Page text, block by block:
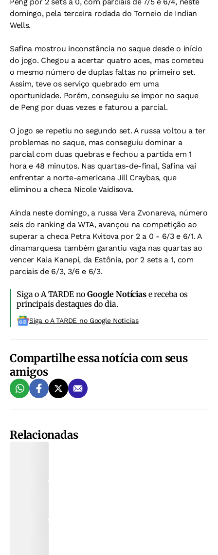
domingo, pela terceira rodada do Torneio de Indian
Wells.
Safina mostrou inconstância no saque desde o início
do jogo. Chegou a acertar quatro aces, mas cometeu
o mesmo número de duplas faltas no primeiro set.
Assim, teve os serviço quebrado em uma
oportunidade. Porém, conseguiu se impor no saque
de Peng por duas vezes e faturou a parcial.
O jogo se repetiu no segundo set. A russa voltou a ter
problemas no saque, mas conseguiu dominar a
parcial com duas quebras e fechou a partida em 1
hora e 48 minutos. Nas quartas-de-final, Safina vai
enfrentar a norte-americana Jill Craybas, que
eliminou a checa Nicole Vaidisova.
Ainda neste domingo, a russa Vera Zvonareva, número
seis do ranking da WTA, avançou na competição ao
superar a checa Petra Kvitova por 2 a 0 - 6/3 e 6/1. A
dinamarquesa também garantiu vaga nas quartas ao
vencer Kaia Kanepi, da Estônia, por 2 sets a 1, com
parciais de 6/3, 3/6 e 6/3.
Siga o A TARDE noGoogle Notíciase receba os
principais destaques do dia.
Siga o A TARDE no Google Noticias
Compartilhe essa notícia com seus
amigos
Relacionadas